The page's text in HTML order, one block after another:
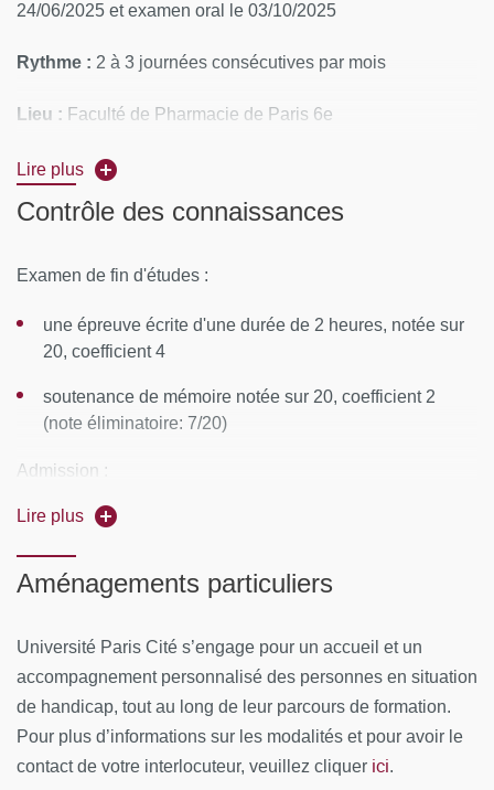
24/06/2025 et examen oral le 03/10/2025
Rythme : 2 à 3 journées consécutives par mois
Lieu : Faculté de Pharmacie de Paris 6e
MODALITÉS PÉDAGOGIQUES:
Alternance des cours magistraux et de cas pratiques.
PROGRAMME
Module 1 : Bases toxicologiques et réglementaires
pour l’évaluation des risques des produits chimiques/
matières premières (règlement Reach) et produits
principaux organes cibles
Module 2 : Les Méthodes alternatives à
l’expérimentation animale (ex vivo, in vitro et in silico)
Rappels sur l’anatomie et la physiologie de la peau, de
l’oeil, puis: exploration des méthodes d’évaluation de
Lire plus
Contrôle des connaissances
Examen de fin d'études :
une épreuve écrite d'une durée de 2 heures, notée sur
20, coefficient 4
soutenance de mémoire notée sur 20, coefficient 2
(note éliminatoire: 7/20)
Admission :
avoir satisfait aux conditions d'assiduité
épreuves
1 session d'examen en juin, session de rattrapage en
Lire plus
Aménagements particuliers
Université Paris Cité s’engage pour un accueil et un
accompagnement personnalisé des personnes en situation
de handicap, tout au long de leur parcours de formation.
Pour plus d’informations sur les modalités et pour avoir le
contact de votre interlocuteur, veuillez cliquer ici.